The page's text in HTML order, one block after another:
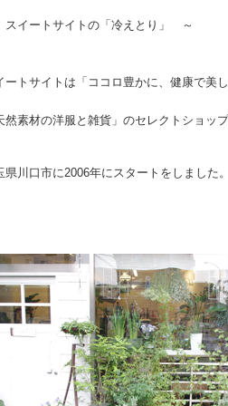
イートサイトの「冷えとり」 ～
ートサイトは「ココロ豊かに、健康で美
然素材の洋服と雑貨」のセレクトショッ
県川口市に2006年にスタートをしました。